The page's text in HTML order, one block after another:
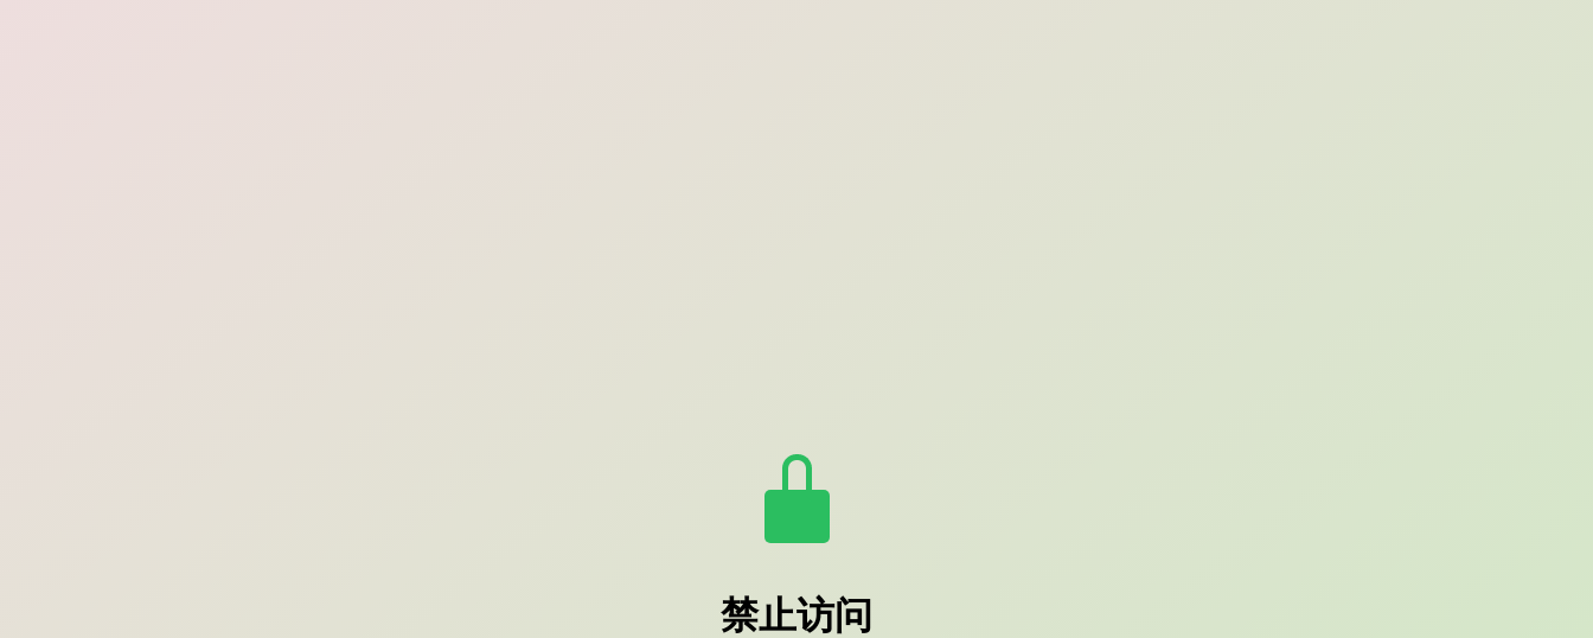
禁止访问